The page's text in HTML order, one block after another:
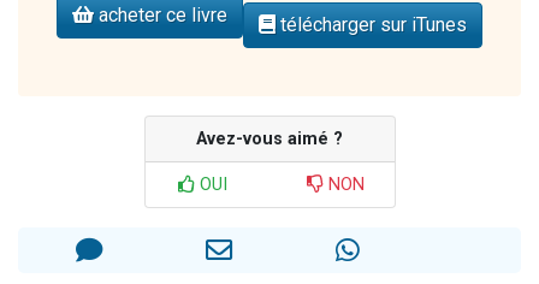
acheter ce livre télécharger sur iTunes
Avez-vous aimé ?
OUI NON